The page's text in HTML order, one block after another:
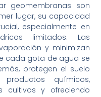
geomembranas son
lugar, su capacidad
especialmente en
limitados. Las
y minimizan
cada gota de agua se
protegen el suelo
químicos,
cultivos y ofreciendo